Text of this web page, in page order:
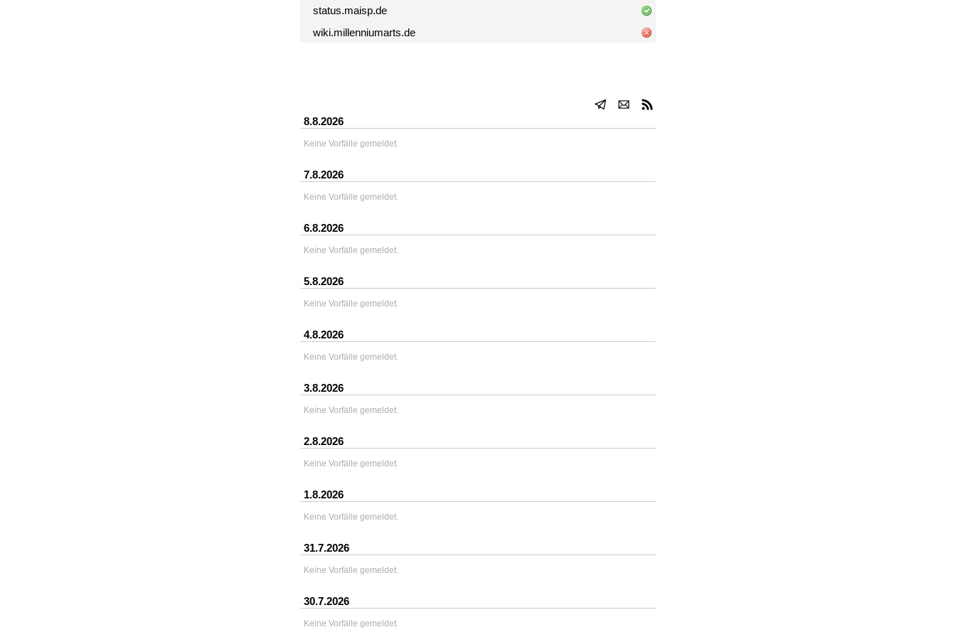
status.maisp.de
wiki.millenniumarts.de
8.8.2026
Keine Vorfälle gemeldet.
7.8.2026
Keine Vorfälle gemeldet.
6.8.2026
Keine Vorfälle gemeldet.
5.8.2026
Keine Vorfälle gemeldet.
4.8.2026
Keine Vorfälle gemeldet.
3.8.2026
Keine Vorfälle gemeldet.
2.8.2026
Keine Vorfälle gemeldet.
1.8.2026
Keine Vorfälle gemeldet.
31.7.2026
Keine Vorfälle gemeldet.
30.7.2026
Keine Vorfälle gemeldet.